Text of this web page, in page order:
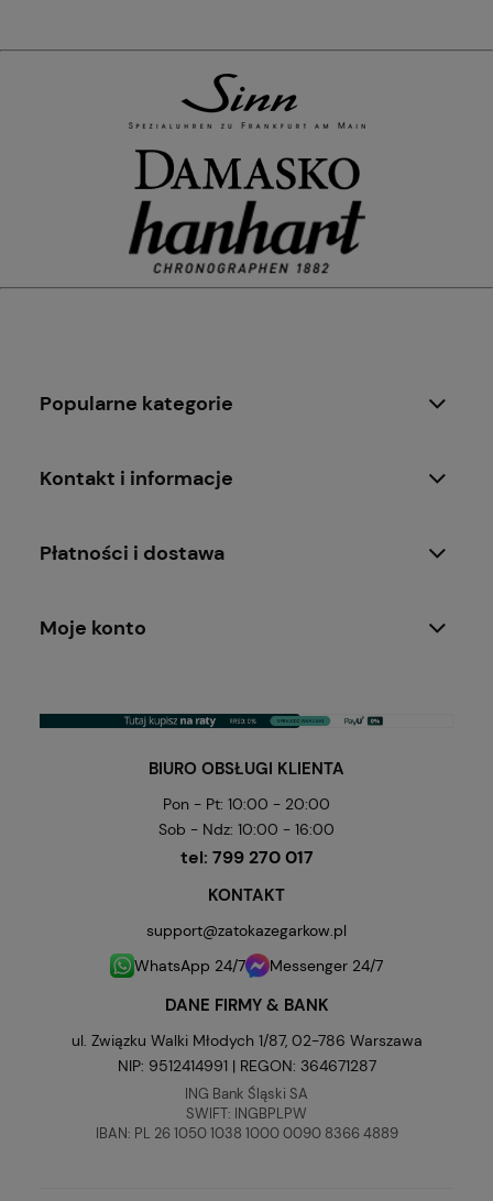
Popularne kategorie
Kontakt i informacje
Płatności i dostawa
Moje konto
BIURO OBSŁUGI KLIENTA
Pon - Pt: 10:00 - 20:00
Sob - Ndz: 10:00 - 16:00
tel: 799 270 017
KONTAKT
support@zatokazegarkow.pl
WhatsApp 24/7
Messenger 24/7
DANE FIRMY & BANK
ul. Związku Walki Młodych 1/87, 02-786 Warszawa
NIP: 9512414991 | REGON: 364671287
ING Bank Śląski SA
SWIFT: INGBPLPW
IBAN: PL 26 1050 1038 1000 0090 8366 4889